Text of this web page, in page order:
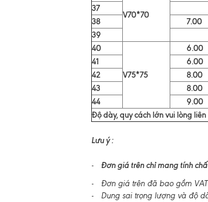
V70*70
37
38
7.00
39
40
V75*75
6.00
41
6.00
42
8.00
43
8.00
44
9.00
Độ dày, quy cách lớn vui lòng
Lưu ý :
- Đơn giá trên chỉ mang tính
- Đơn giá trên đã bao gồm VAT
- Dung sai trọng lượng và độ